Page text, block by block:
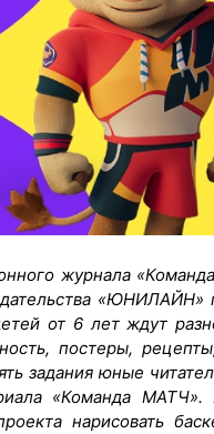
журнала
«ЮНИЛАЙН»
от 6 лет ждут
постеры,
задания юные
«Команда МАТЧ».
нарисовать